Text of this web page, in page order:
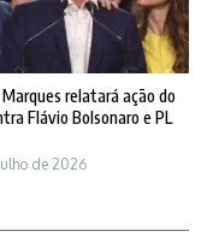
relatará ação do
Flávio Bolsonaro e PL
de 2026